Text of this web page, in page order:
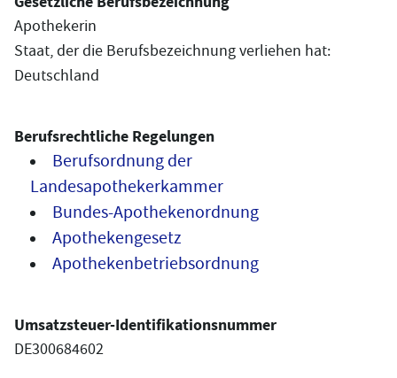
Apothekerin
Staat, der die Berufsbezeichnung verliehen hat:
Deutschland
Berufsrechtliche Regelungen
Berufsordnung der
Landesapothekerkammer
Bundes-Apothekenordnung
Apothekengesetz
Apothekenbetriebsordnung
Umsatzsteuer-Identifikationsnummer
DE300684602